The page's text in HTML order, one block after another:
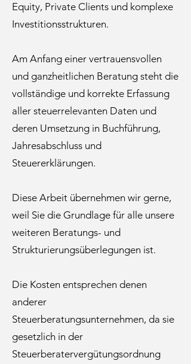
Equity, Private Clients und komplexe
Investitionsstrukturen.
Am Anfang einer vertrauensvollen
und ganzheitlichen Beratung steht die
vollständige und korrekte Erfassung
aller steuerrelevanten Daten und
deren Umsetzung in Buchführung,
Jahresabschluss und
Steuererklärungen.
Diese Arbeit übernehmen wir gerne,
weil Sie die Grundlage für alle unsere
weiteren Beratungs- und
Strukturierungsüberlegungen ist.
Die Kosten entsprechen denen
anderer
Steuerberatungsunternehmen, da sie
gesetzlich in der
Steuerberatervergütungsordnung